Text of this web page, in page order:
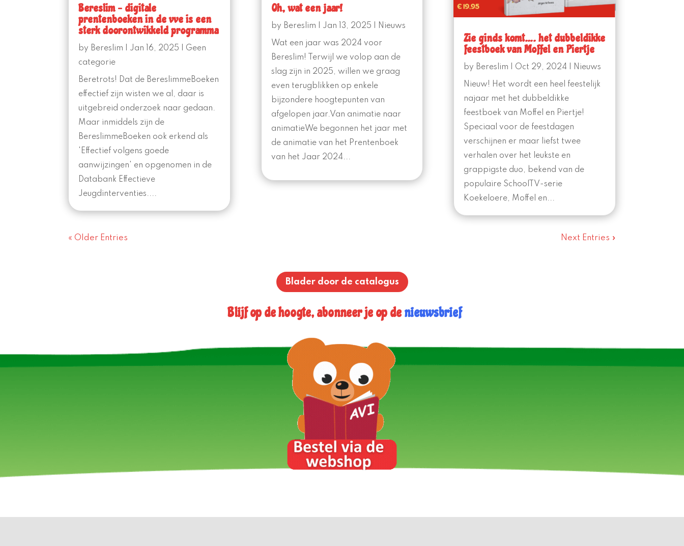
Bereslim – digitale
prentenboeken in de vve is een
sterk doorontwikkeld programma
by Bereslim Jan 16, 2025
Geen
categorie
Beretrots! Dat de BereslimmeBoeken
effectief zijn wisten we al, daar is
uitgebreid onderzoek naar gedaan.
Maar inmiddels zijn de
BereslimmeBoeken ook erkend als
'Effectief volgens goede
aanwijzingen' en opgenomen in de
Databank Effectieve
Jeugdinterventies....
Oh, wat een jaar!
by Bereslim Jan 13, 2025 Nieuws
Wat een jaar was 2024 voor
Bereslim! Terwijl we volop aan de
slag zijn in 2025, willen we graag
even terugblikken op enkele
bijzondere hoogtepunten van
afgelopen jaar.Van animatie naar
animatieWe begonnen het jaar met
de animatie van het Prentenboek
van het Jaar 2024...
Zie ginds komt…. het dubbeldikke
feestboek van Moffel en Piertje
by Bereslim Oct 29, 2024 Nieuws
Nieuw! Het wordt een heel feestelijk
najaar met het dubbeldikke
feestboek van Moffel en Piertje!
Speciaal voor de feestdagen
verschijnen er maar liefst twee
verhalen over het leukste en
grappigste duo, bekend van de
populaire SchoolTV-serie
Koekeloere, Moffel en...
« Older Entries Next Entries »
Blader door de catalogus
Blijf op de hoogte, abonneer je op denieuwsbrief